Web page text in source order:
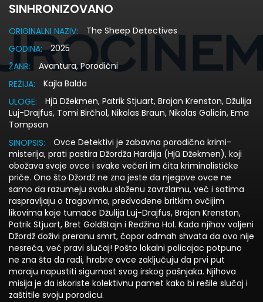
SINHRONIZOVANO
ORIGINALNI NAZIV:
The Sheep Detectives
GODINA:
2025
ŽANR:
Avantura, Porodični
REŽIJA:
Kajla Balda
ULOGE:
Hjū Džekmen, Patrik Stjuart, Brajan Krenston, Džulija
Luj-Drajfus, Tomi Birčhol, Nikolas Braun, Nikolas Galicin, Ema
Tompson
SINOPSIS:
Ovce Detektivi je zabavna porodična krimi-
misterija, prati pastira Džordža Hardija (Hjū Džekmen), koji
obožava svoje ovce i svake večeri im čita kriminalističke
priče. Ono što Džordž ne zna jeste da njegove ovce ne
samo da razumeju svaku složenu zavrzlamu, već i satima
raspravljaju o tragovima, predvođene britkim ovčijim
likovima koje tumače Džulija Luj-Drajfus, Brajan Krenston,
Patrik Stjuart, Bret Goldštajn i Redžina Hol. Kada njihov voljeni
Džordž doživi preranu smrt, čopor odmah shvata da ovo nije
nesreća, već pravi slučaj! Pošto lokalni policajac potpuno
ne zna šta da radi, hrabre ovce zaključuju da prvi put
moraju napustiti sigurnost svog irskog pašnjaka. Njihova
misija je da iskoriste kolektivnu pamet kako bi rešile slučaj i
zaštitile svoju porodicu.